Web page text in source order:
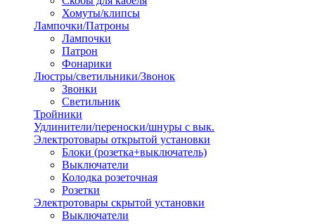
Хомуты/клипсы
Лампочки/Патроны
Лампочки
Патрон
Фонарики
Люстры/светильники/Звонок
Звонки
Светильник
Тройники
Удлинители/переноски/шнуры с вык.
Электротовары открытой установки
Блоки (розетка+выключатель)
Выключатели
Колодка розеточная
Розетки
Электротовары скрытой установки
Выключатели